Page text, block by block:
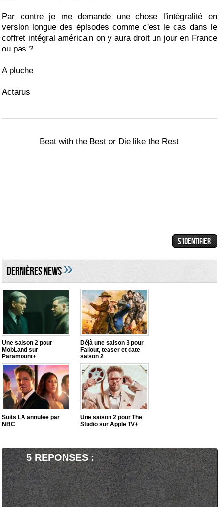
Par contre je me demande une chose l'intégralité en
version longue des épisodes comme c'est le cas dans le
coffret intégral américain on y aura droit un jour en France
ou pas ?
A pluche
Actarus
Beat with the Best or Die like the Rest
DERNIÈRES NEWS»
Une saison 2 pour
MobLand sur
Paramount+
Déjà une saison 3 pour
Fallout, teaser et date
saison 2
Suits LA annulée par
NBC
Une saison 2 pour The
Studio sur Apple TV+
5 REPONSES :